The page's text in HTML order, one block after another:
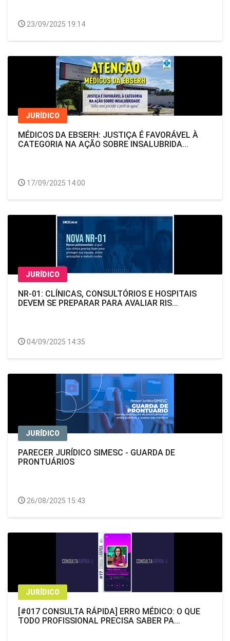
23/09/2025 19:14
JURÍDICO
MÉDICOS DA EBSERH: JUSTIÇA É FAVORÁVEL À
CATEGORIA NA AÇÃO SOBRE INSALUBRIDA...
17/09/2025 14:00
JURÍDICO
NR-01: CLÍNICAS, CONSULTÓRIOS E HOSPITAIS
DEVEM SE PREPARAR PARA AVALIAR RIS...
04/09/2025 14:35
JURÍDICO
PARECER JURÍDICO SIMESC - GUARDA DE
PRONTUÁRIOS
26/08/2025 15:43
JURÍDICO
[#017 CONSULTA RÁPIDA] ERRO MÉDICO: O QUE
TODO PROFISSIONAL PRECISA SABER PA...